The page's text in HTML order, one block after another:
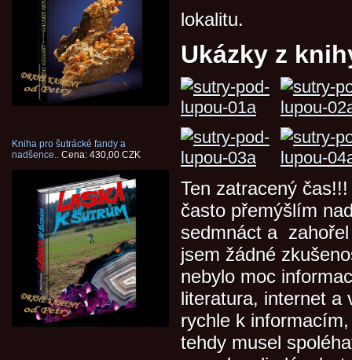
Kniha pro šutrácké fandy a
nadšence.. Cena: 430,00 CZK
lokalitu.
Ukázky z
Ten zatracený
často přemýšlím
sedmnáct a
jsem žádné
nebylo moc
literatura, internet a
rychle k
tehdy musel